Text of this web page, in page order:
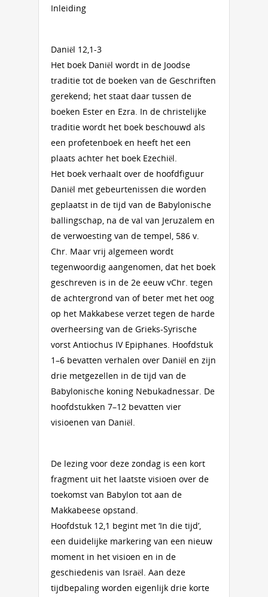
Inleiding
Daniël 12,1-3
Het boek Daniël wordt in de Joodse
traditie tot de boeken van de Geschriften
gerekend; het staat daar tussen de
boeken Ester en Ezra. In de christelijke
traditie wordt het boek beschouwd als
een profetenboek en heeft het een
plaats achter het boek Ezechiël.
Het boek verhaalt over de hoofdfiguur
Daniël met gebeurtenissen die worden
geplaatst in de tijd van de Babylonische
ballingschap, na de val van Jeruzalem en
de verwoesting van de tempel, 586 v.
Chr. Maar vrij algemeen wordt
tegenwoordig aangenomen, dat het boek
geschreven is in de 2e eeuw vChr. tegen
de achtergrond van of beter met het oog
op het Makkabese verzet tegen de harde
overheersing van de Grieks-Syrische
vorst Antiochus IV Epiphanes. Hoofdstuk
1–6 bevatten verhalen over Daniël en zijn
drie metgezellen in de tijd van de
Babylonische koning Nebukadnessar. De
hoofdstukken 7–12 bevatten vier
visioenen van Daniël.
De lezing voor deze zondag is een kort
fragment uit het laatste visioen over de
toekomst van Babylon tot aan de
Makkabeese opstand.
Hoofdstuk 12,1 begint met ‘In die tijd’,
een duidelijke markering van een nieuw
moment in het visioen en in de
geschiedenis van Israël. Aan deze
tijdbepaling worden eigenlijk drie korte